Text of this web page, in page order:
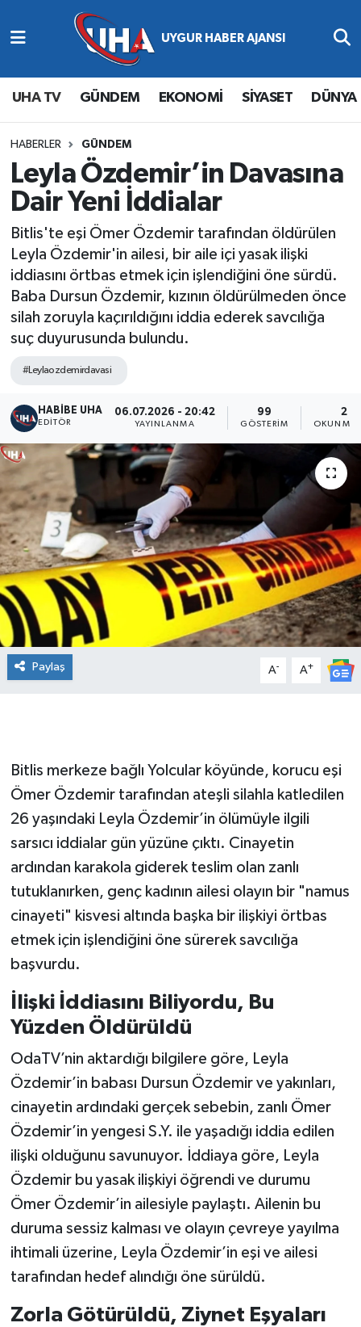
UHA TV GÜNDEM EKONOMİ SİYASET DÜNYA
HABERLER GÜNDEM
Leyla Özdemir’in Davasına
Dair Yeni İddialar
Bitlis'te eşi Ömer Özdemir tarafından öldürülen
Leyla Özdemir'in ailesi, bir aile içi yasak ilişki
iddiasını örtbas etmek için işlendiğini öne sürdü.
Baba Dursun Özdemir, kızının öldürülmeden önce
silah zoruyla kaçırıldığını iddia ederek savcılığa
suç duyurusunda bulundu.
#Leylaozdemirdavasi
HABİBE UHA
EDITÖR
06.07.2026 - 20:42
YAYINLANMA
99
GÖSTERIM
2
OKUNMA
Paylaş A- A+
Bitlis merkeze bağlı Yolcular köyünde, korucu eşi
Ömer Özdemir tarafından ateşli silahla katledilen
26 yaşındaki Leyla Özdemir’in ölümüyle ilgili
sarsıcı iddialar gün yüzüne çıktı. Cinayetin
ardından karakola giderek teslim olan zanlı
tutuklanırken, genç kadının ailesi olayın bir "namus
cinayeti" kisvesi altında başka bir ilişkiyi örtbas
etmek için işlendiğini öne sürerek savcılığa
başvurdu.
İlişki İddiasını Biliyordu, Bu
Yüzden Öldürüldü
OdaTV’nin aktardığı bilgilere göre, Leyla
Özdemir’in babası Dursun Özdemir ve yakınları,
cinayetin ardındaki gerçek sebebin, zanlı Ömer
Özdemir’in yengesi S.Y. ile yaşadığı iddia edilen
ilişki olduğunu savunuyor. İddiaya göre, Leyla
Özdemir bu yasak ilişkiyi öğrendi ve durumu
Ömer Özdemir’in ailesiyle paylaştı. Ailenin bu
duruma sessiz kalması ve olayın çevreye yayılma
ihtimali üzerine, Leyla Özdemir’in eşi ve ailesi
tarafından hedef alındığı öne sürüldü.
Zorla Götürüldü, Ziynet Eşyaları
Abone Ol
Gündem
Ekonomi
Magazin
Siyaset
Spor
Yaşam
Nöbetçi Eczaneler
Hava Durumu
Namaz Vakitleri
Trafik Durumu
Süper Lig Puan Durumu ve Fikstür
Tüm Manşetler
Son Dakika Haberleri
Haber Arşivi